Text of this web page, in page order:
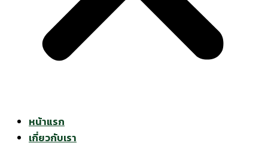
หน้าแรก
เกี่ยวกับเรา